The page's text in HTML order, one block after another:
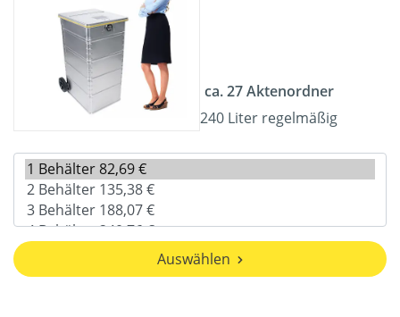
ca. 27 Aktenordner
240 Liter regelmäßig
Auswählen